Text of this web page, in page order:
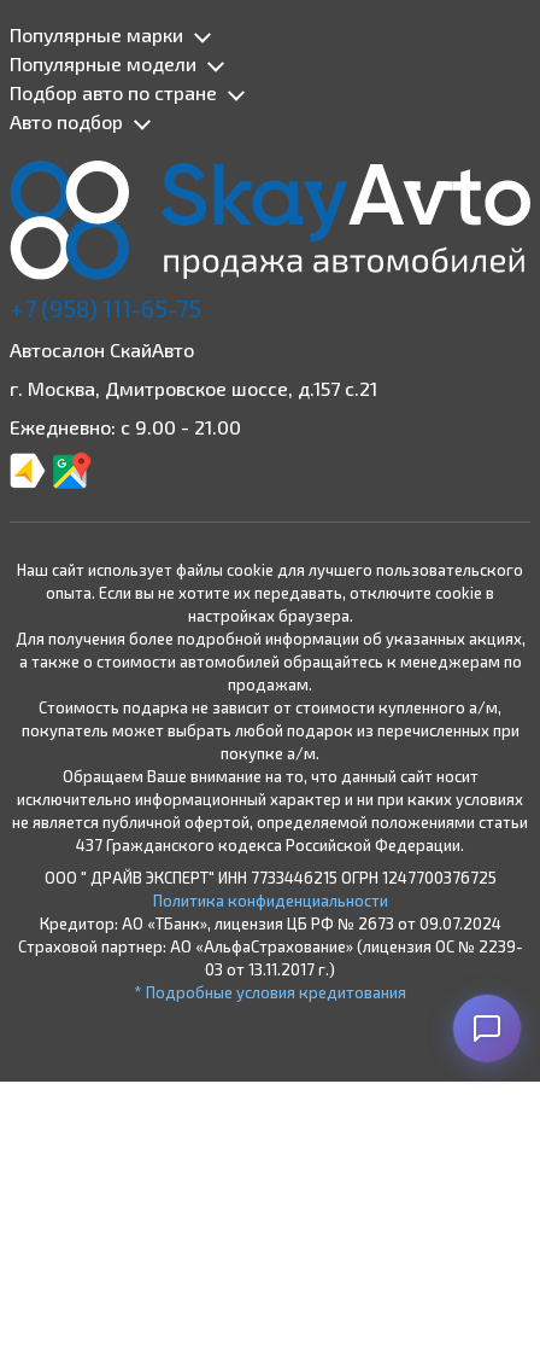
Популярные марки
Популярные модели
Подбор авто по стране
Авто подбор
+7 (958) 111-65-75
Автосалон СкайАвто
г. Москва, Дмитровское шоссе, д.157 с.21
Ежедневно: с 9.00 - 21.00
Наш сайт использует файлы cookie для лучшего пользовательского
опыта. Если вы не хотите их передавать, отключите cookie в
настройках браузера.
Для получения более подробной информации об указанных акциях,
а также о стоимости автомобилей обращайтесь к менеджерам по
продажам.
Стоимость подарка не зависит от стоимости купленного а/м,
покупатель может выбрать любой подарок из перечисленных при
покупке а/м.
Обращаем Ваше внимание на то, что данный сайт носит
исключительно информационный характер и ни при каких условиях
не является публичной офертой, определяемой положениями статьи
437 Гражданского кодекса Российской Федерации.
ООО " ДРАЙВ ЭКСПЕРТ" ИНН 7733446215 ОГРН 1247700376725
Политика конфиденциальности
Кредитор: АО «ТБанк», лицензия ЦБ РФ № 2673 от 09.07.2024
Страховой партнер: АО «АльфаСтрахование» (лицензия ОС № 2239-
03 от 13.11.2017 г.)
* Подробные условия кредитования